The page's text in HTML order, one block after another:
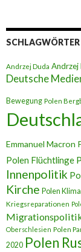
SCHLAGWÖRTER
Andrzej Duda Andrzej
Deutsche
Bewegung Polen
Emmanuel Macron
Polen Flüchtlinge
Innenpolitik
Kirche Polen
Kriegsreparationen
Oberschlesien Polen
2020 Polen